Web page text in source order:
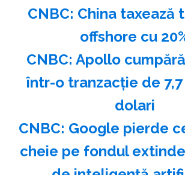
CNBC: China taxează
offshore cu
CNBC: Apollo
într-o tranzacţie de
dolari
CNBC: Google pierde
cheie pe fondul